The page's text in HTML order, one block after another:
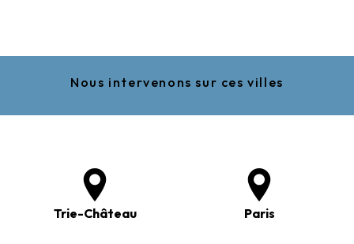
Nous intervenons sur ces villes
Trie-Château Paris